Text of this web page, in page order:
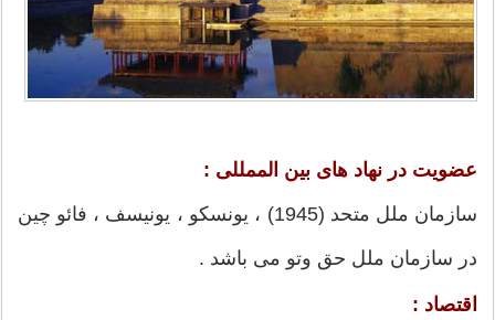
عضویت در نهاد های بین الممللی :
سازمان ملل متحد (1945) ، یونسکو ، یونیسف ، فائو چین
در سازمان ملل حق وتو می باشد .
اقتصاد :